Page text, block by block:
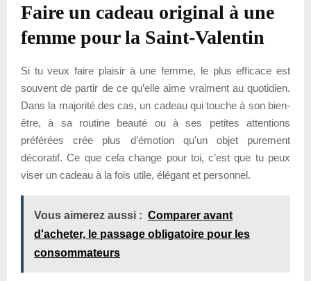
Faire un cadeau original à une
femme pour la Saint-Valentin
Si tu veux faire plaisir à une femme, le plus efficace est
souvent de partir de ce qu’elle aime vraiment au quotidien.
Dans la majorité des cas, un cadeau qui touche à son bien-
être, à sa routine beauté ou à ses petites attentions
préférées crée plus d’émotion qu’un objet purement
décoratif. Ce que cela change pour toi, c’est que tu peux
viser un cadeau à la fois utile, élégant et personnel.
Vous aimerez aussi : Comparer avant
d'acheter, le passage obligatoire pour les
consommateurs